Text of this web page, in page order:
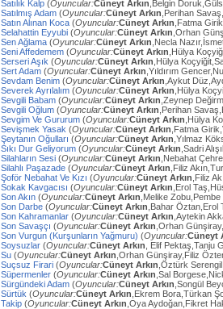
Satılık Kalp (Oyuncular:Cüneyt Arkın ,Belgin
Satılmış Adam (Oyuncular:Cüneyt Arkın ,Perihan
Satın Alınan Koca (Oyuncular:Cüneyt Arkın ,Fatma
Selahattin Eyyubi (Oyuncular:Cüneyt Arkın ,Orhan
Sen Ağlama (Oyuncular:Cüneyt Arkın ,Necla
Seni Affedemem (Oyuncular:Cüneyt Arkın ,Hülya
Serseri Aşık (Oyuncular:Cüneyt Arkın ,Hülya
Sert Adam (Oyuncular:Cüneyt Arkın ,Yıldırım
Sevdam Benim (Oyuncular:Cüneyt Arkın ,Aykut
Severek Ayrılalım (Oyuncular:Cüneyt Arkın ,Hülya
Sevgili Babam (Oyuncular:Cüneyt Arkın ,Zeynep
Sevgili Oğlum (Oyuncular:Cüneyt Arkın ,Perihan
Sevgim Ve Gururum (Oyuncular:Cüneyt Arkın ,Hülya
Sevişmek Yasak (Oyuncular:Cüneyt Arkın ,Fatma
Şeytanın Oğulları (Oyuncular:Cüneyt Arkın ,Yılmaz
Sıkı Dur Geliyorum (Oyuncular:Cüneyt Arkın ,Sadri
Silahların Sesi (Oyuncular:Cüneyt Arkın ,Nebahat
Silahlı Paşazade (Oyuncular:Cüneyt Arkın ,Filiz
Şoför Nebahat Ve Kızı (Oyuncular:Cüneyt Arkın ,Filiz
Sokak Kavgacısı (Oyuncular:Cüneyt Arkın ,Erol
Son Akın (Oyuncular:Cüneyt Arkın ,Melike
Son Darbe (Oyuncular:Cüneyt Arkın ,Bahar Öztan,Erol
Son Kahramanlar (Oyuncular:Cüneyt Arkın ,Aytekin
Son Savaşçı (Oyuncular:Cüneyt Arkın ,Orhan
Son Vurgun (Kurşunların Yağmuru) (Oyuncular:Cüneyt
Soysuzlar (Oyuncular:Cüneyt Arkın , Elif Pektaş,Tanju
Su (Oyuncular:Cüneyt Arkın ,Orhan Günşiray,Filiz
Suçsuz Firari (Oyuncular:Cüneyt Arkın ,Öztürk
Süpermenler (Oyuncular:Cüneyt Arkın ,Sal
Sürgündeki Adam (Oyuncular:Cüneyt Arkın ,Songül
Sürtük (Oyuncular:Cüneyt Arkın ,Ekrem Bora,Türkan
Takip (Oyuncular:Cüneyt Arkın ,Oya Aydoğan,Fikret